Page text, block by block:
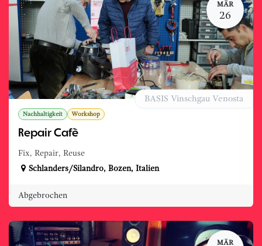
MÄR
26
Nachhaltigkeit Workshop
Repair Cafè
Fix, Repair, Reuse
BASIS Vinschgau Venosta
Schlanders/Silandro, Bozen, Italien
Abgebrochen
MÄR